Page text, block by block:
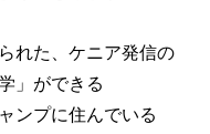
れた、ケニア発信の
」ができる
ンプに住んでいる